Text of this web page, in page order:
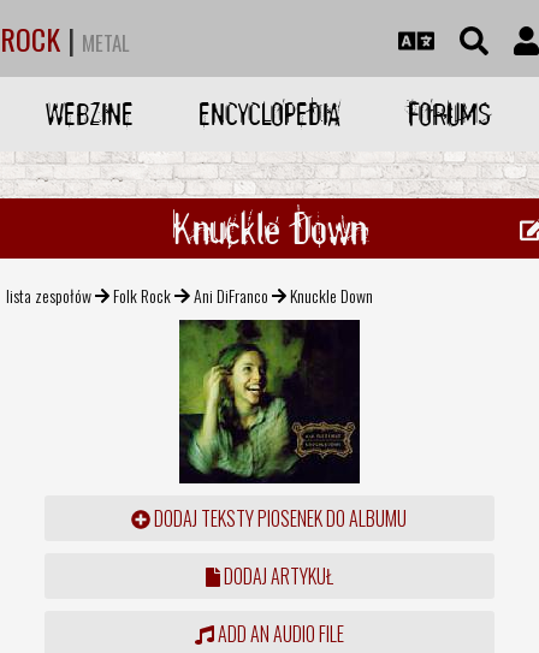
ROCK | METAL
WEBZINE ENCYCLOPEDIA FORUMS
Knuckle Down
lista zespołów Folk Rock Ani DiFranco Knuckle Down
DODAJ TEKSTY PIOSENEK DO ALBUMU
DODAJ ARTYKUŁ
ADD AN AUDIO FILE